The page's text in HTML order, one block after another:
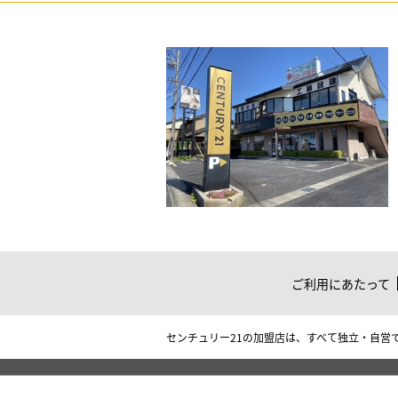
ご利用にあたって
センチュリー21の加盟店は、すべて独立・自営